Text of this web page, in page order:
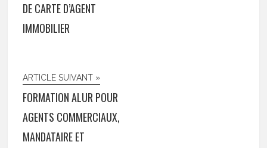
DE CARTE D’AGENT
IMMOBILIER
ARTICLE SUIVANT »
FORMATION ALUR POUR
AGENTS COMMERCIAUX,
MANDATAIRE ET